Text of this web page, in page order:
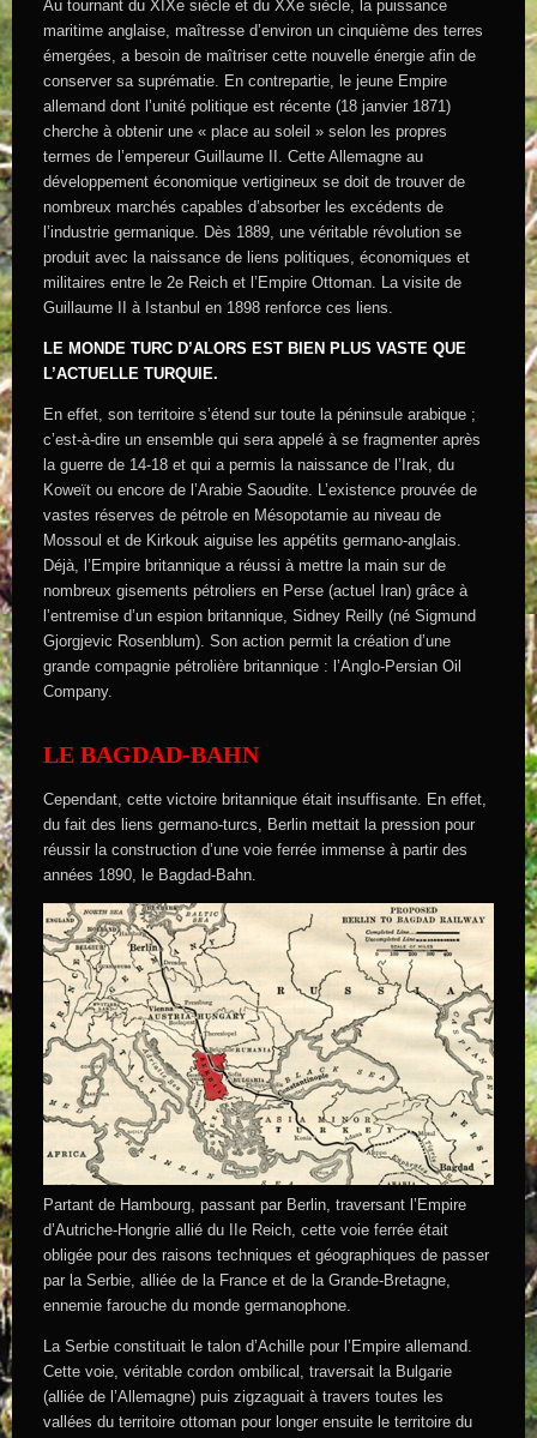
Au tournant du XIXe siècle et du XXe siècle, la puissance
maritime anglaise, maîtresse d’environ un cinquième des terres
émergées, a besoin de maîtriser cette nouvelle énergie afin de
conserver sa suprématie. En contrepartie, le jeune Empire
allemand dont l’unité politique est récente (18 janvier 1871)
cherche à obtenir une « place au soleil » selon les propres
termes de l’empereur Guillaume II. Cette Allemagne au
développement économique vertigineux se doit de trouver de
nombreux marchés capables d’absorber les excédents de
l’industrie germanique. Dès 1889, une véritable révolution se
produit avec la naissance de liens politiques, économiques et
militaires entre le 2e Reich et l’Empire Ottoman. La visite de
Guillaume II à Istanbul en 1898 renforce ces liens.
LE MONDE TURC D’ALORS EST BIEN PLUS VASTE QUE
L’ACTUELLE TURQUIE.
En effet, son territoire s’étend sur toute la péninsule arabique ;
c’est-à-dire un ensemble qui sera appelé à se fragmenter après
la guerre de 14-18 et qui a permis la naissance de l’Irak, du
Koweït ou encore de l’Arabie Saoudite. L’existence prouvée de
vastes réserves de pétrole en Mésopotamie au niveau de
Mossoul et de Kirkouk aiguise les appétits germano-anglais.
Déjà, l’Empire britannique a réussi à mettre la main sur de
nombreux gisements pétroliers en Perse (actuel Iran) grâce à
l’entremise d’un espion britannique, Sidney Reilly (né Sigmund
Gjorgjevic Rosenblum). Son action permit la création d’une
grande compagnie pétrolière britannique : l’Anglo-Persian Oil
Company.
LE BAGDAD-BAHN
Cependant, cette victoire britannique était insuffisante. En effet,
du fait des liens germano-turcs, Berlin mettait la pression pour
réussir la construction d’une voie ferrée immense à partir des
années 1890, le Bagdad-Bahn.
Partant de Hambourg, passant par Berlin, traversant l’Empire
d’Autriche-Hongrie allié du IIe Reich, cette voie ferrée était
obligée pour des raisons techniques et géographiques de passer
par la Serbie, alliée de la France et de la Grande-Bretagne,
ennemie farouche du monde germanophone.
La Serbie constituait le talon d’Achille pour l’Empire allemand.
Cette voie, véritable cordon ombilical, traversait la Bulgarie
(alliée de l’Allemagne) puis zigzaguait à travers toutes les
vallées du territoire ottoman pour longer ensuite le territoire du